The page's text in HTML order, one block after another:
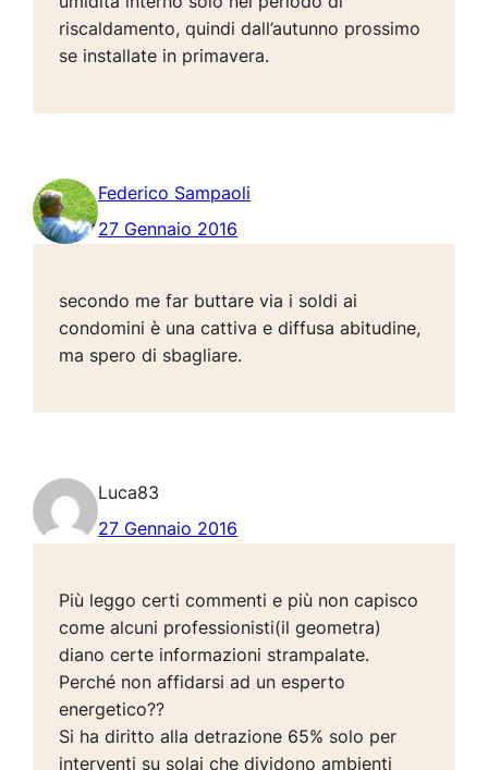
riscaldamento, quindi dall’autunno prossimo
se installate in primavera.
Federico Sampaoli
27 Gennaio 2016
secondo me far buttare via i soldi ai
condomini è una cattiva e diffusa abitudine,
ma spero di sbagliare.
Luca83
27 Gennaio 2016
Più leggo certi commenti e più non capisco
come alcuni professionisti(il geometra)
diano certe informazioni strampalate.
Perché non affidarsi ad un esperto
energetico??
Si ha diritto alla detrazione 65% solo per
interventi su solai che dividono ambienti